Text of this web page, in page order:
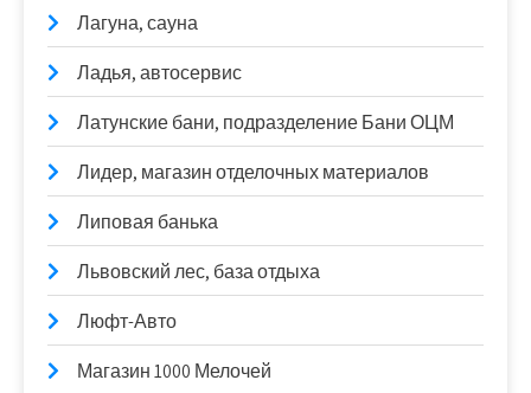
Лагуна, сауна
Ладья, автосервис
Латунские бани, подразделение Бани ОЦМ
Лидер, магазин отделочных материалов
Липовая банька
Львовский лес, база отдыха
Люфт-Авто
Магазин 1000 Мелочей